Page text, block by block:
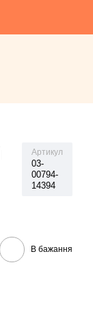
Артикул
03-
00794-
14394
В бажання